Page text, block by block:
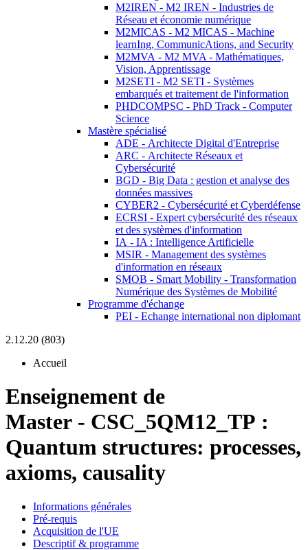
M2IREN - M2 IREN - Industries de
Réseau et économie numérique
M2MICAS - M2 MICAS - Machine
learnIng, CommunicAtions, and Security
M2MVA - M2 MVA - Mathématiques,
Vision, Apprentissage
M2SETI - M2 SETI - Systèmes
embarqués et traitement de l'information
PHDCOMPSC - PhD Track - Computer
Science
Mastère spécialisé
ADE - Architecte Digital d'Entreprise
ARC - Architecte Réseaux et
Cybersécurité
BGD - Big Data : gestion et analyse des
données massives
CYBER2 - Cybersécurité et Cyberdéfense
ECRSI - Expert cybersécurité des réseaux
et des systèmes d'information
IA - IA : Intelligence Artificielle
MSIR - Management des systèmes
d'information en réseaux
SMOB - Smart Mobility - Transformation
Numérique des Systèmes de Mobilité
Programme d'échange
PEI - Echange international non diplomant
2.12.20 (803)
Accueil
Enseignement de
Master - CSC_5QM12_TP :
Quantum structures: processes,
axioms, causality
Informations générales
Pré-requis
Acquisition de l'UE
Descriptif & programme